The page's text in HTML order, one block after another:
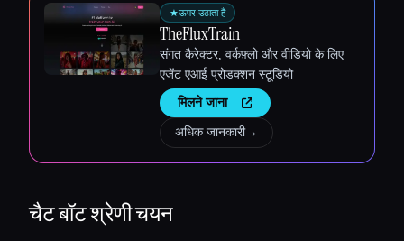
★ऊपर उठाता है
TheFluxTrain
संगत कैरेक्टर, वर्कफ़्लो और वीडियो के लिए
एजेंट एआई प्रोडक्शन स्टूडियो
मिलने जाना
अधिक जानकारी→
चैट बॉटश्रेणी चयन